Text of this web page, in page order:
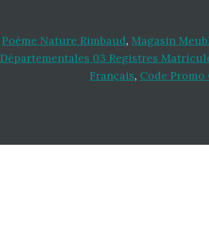
Poème Nature Rimbaud, Magasin
Départementales 03 Registres
Français, Code